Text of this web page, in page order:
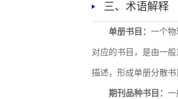
三、术语解释
单册书目： 一个
对应的书目，是由一
描述，形成单册分散
期刊品种书目： 一